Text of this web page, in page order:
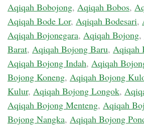
Aqiqah Bobojong, Aqiqah Bobos,
Aqiqah Bode Lor, Aqiqah Bodesari,
Aqiqah Bojonegara, Aqiqah Bojong,
Barat, Aqiqah Bojong Baru, Aqiqah
Aqiqah Bojong Indah, Aqiqah
Bojong Koneng, Aqiqah Bojong
Kulur, Aqiqah Bojong Longok,
Aqiqah Bojong Menteng, Aqiqah
Bojong Nangka, Aqiqah Bojong